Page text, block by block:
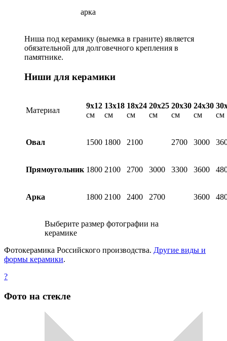
арка
Ниша под керамику (выемка в граните) является
обязательной для долговечного крепления в
памятнике.
Ниши для керамики
Материал
9х12
см
13х18
см
18х24
см
20х25
см
20х30
см
24х30
см
см
Овал 1500 1800 2100 2700 3000
Прямоугольник 1800 2100 2700 3000 3300 3600
Арка 1800 2100 2400 2700 3600
Выберите размер фотографии на
керамике
Фотокерамика Российского производства. Другие виды и
формы керамики.
?
Фото на стекле